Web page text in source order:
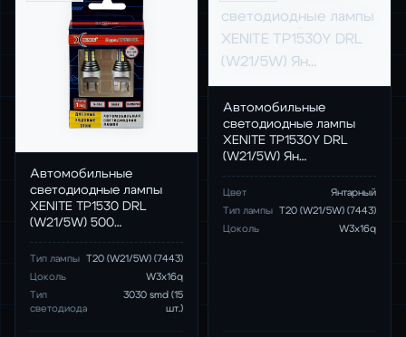
Автомобильные
светодиодные лампы
XENITE TP1530 DRL
(W21/5W) 500…
Тип лампы
T20 (W21/5W) (7443)
Цоколь
W3x16q
Тип
светодиода
3030 smd (15
шт.)
Автомобильные
светодиодные лампы
XENITE TP1530Y DRL
(W21/5W) Ян…
Цвет
Янтарный
Тип лампы
T20 (W21/5W) (7443)
Цоколь
W3x16q